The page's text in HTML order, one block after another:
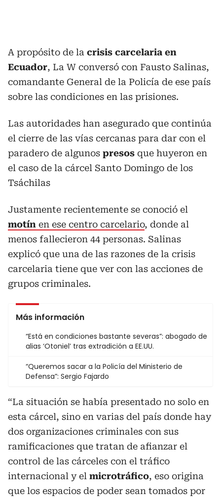
A propósito de la crisis carcelaria en
Ecuador, La W conversó con Fausto Salinas,
comandante General de la Policía de ese país
sobre las condiciones en las prisiones.
Las autoridades han asegurado que continúa
el cierre de las vías cercanas para dar con el
paradero de algunos presos que huyeron en
el caso de la cárcel Santo Domingo de los
Tsáchilas
Justamente recientemente se conoció el
motín en ese centro carcelario, donde al
menos fallecieron 44 personas. Salinas
explicó que una de las razones de la crisis
carcelaria tiene que ver con las acciones de
grupos criminales.
Más información
“Está en condiciones bastante severas”: abogado de
alias ‘Otoniel’ tras extradición a EE.UU.
“Queremos sacar a la Policía del Ministerio de
Defensa”: Sergio Fajardo
“La situación se había presentado no solo en
esta cárcel, sino en varias del país donde hay
dos organizaciones criminales con sus
ramificaciones que tratan de afianzar el
control de las cárceles con el tráfico
internacional y el microtráfico, eso origina
que los espacios de poder sean tomados por